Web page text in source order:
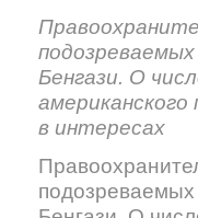
Бенгази. О
в интересах